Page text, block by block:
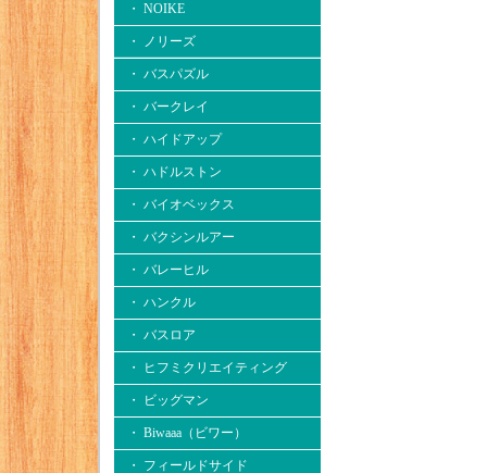
・ NOIKE
・ ノリーズ
・ バスパズル
・ バークレイ
・ ハイドアップ
・ ハドルストン
・ バイオベックス
・ バクシンルアー
・ バレーヒル
・ ハンクル
・ バスロア
・ ヒフミクリエイティング
・ ビッグマン
・ Biwaaa（ビワー）
・ フィールドサイド